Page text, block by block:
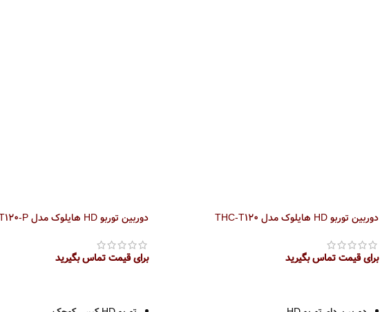
دوربین توربو HD هایلوک مدل THC-T120
برای قیمت تماس بگیرید
دوربین توربو HD هایلوک مدل THC-T120-P
برای قیمت تماس بگیرید